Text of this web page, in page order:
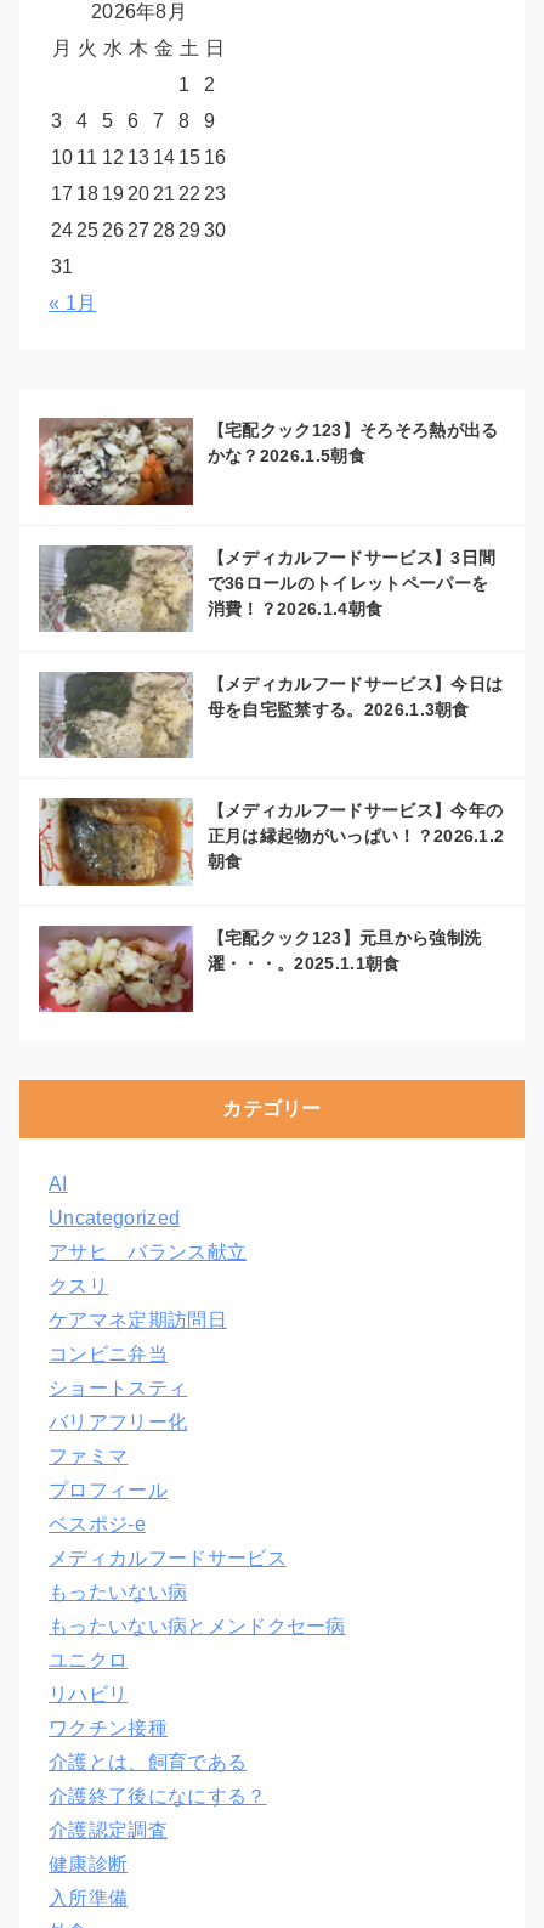
2026年8月
月 火 水 木 金 土 日
1
2
3
4 5 6 7 8
9
10 11 12 13 14 15 16
17 18 19202122 23
24252627 282930
31
« 1月
【宅配クック123】そろそろ熱が出る
かな？2026.1.5朝食
【メディカルフードサービス】3日間
で36ロールのトイレットペーパーを
消費！？2026.1.4朝食
【メディカルフードサービス】今日は
母を自宅監禁する。2026.1.3朝食
【メディカルフードサービス】今年の
正月は縁起物がいっぱい！？2026.1.2
朝食
【宅配クック123】元旦から強制洗
濯・・・。2025.1.1朝食
カテゴリー
AI
Uncategorized
アサヒ バランス献立
クスリ
ケアマネ定期訪問日
コンビニ弁当
ショートスティ
バリアフリー化
ファミマ
プロフィール
ベスポジ-e
メディカルフードサービス
もったいない病
もったいない病とメンドクセー病
ユニクロ
リハビリ
ワクチン接種
介護とは、飼育である
介護終了後になにする？
介護認定調査
健康診断
入所準備